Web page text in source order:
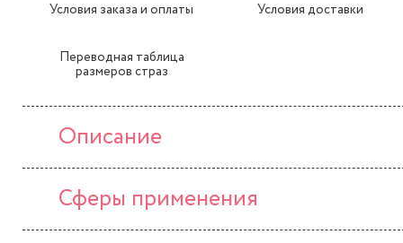
Условия заказа и оплаты Условия доставки
Переводная таблица
размеров страз
Описание
Сферы применения